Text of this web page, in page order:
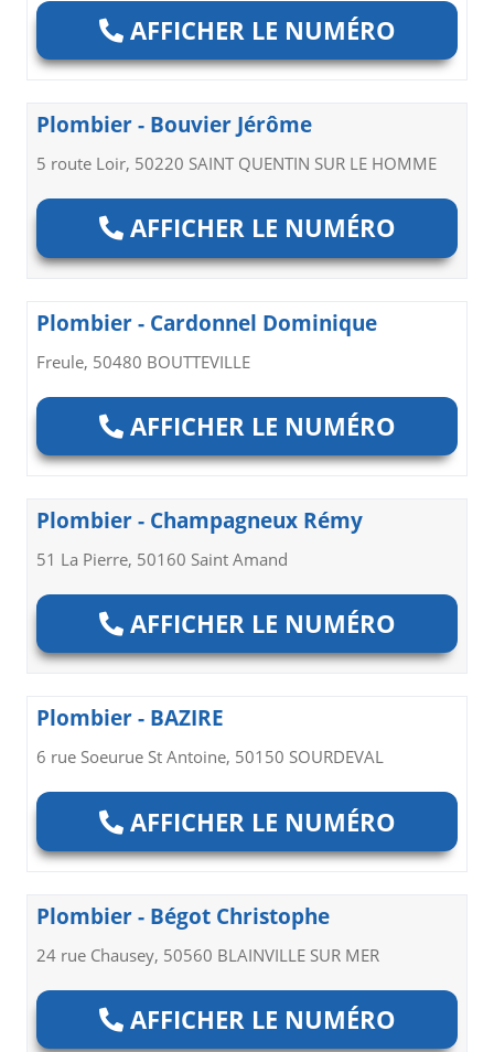
AFFICHER LE NUMÉRO
Plombier - Bouvier Jérôme
5 route Loir, 50220 SAINT QUENTIN SUR LE HOMME
AFFICHER LE NUMÉRO
Plombier - Cardonnel Dominique
Freule, 50480 BOUTTEVILLE
AFFICHER LE NUMÉRO
Plombier - Champagneux Rémy
51 La Pierre, 50160 Saint Amand
AFFICHER LE NUMÉRO
Plombier - BAZIRE
6 rue Soeurue St Antoine, 50150 SOURDEVAL
AFFICHER LE NUMÉRO
Plombier - Bégot Christophe
24 rue Chausey, 50560 BLAINVILLE SUR MER
AFFICHER LE NUMÉRO